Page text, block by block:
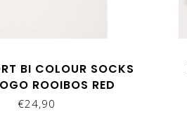
BI COLOUR SOCKS
ROOIBOS RED
€24,90